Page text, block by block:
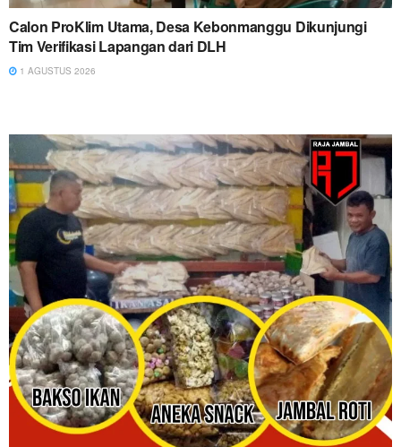
Calon ProKlim Utama, Desa Kebonmanggu Dikunjungi
Tim Verifikasi Lapangan dari DLH
1 AGUSTUS 2026